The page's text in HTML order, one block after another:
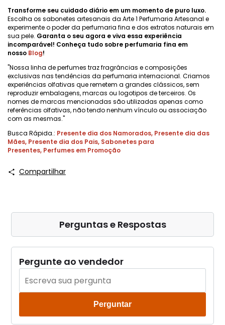
Transforme seu cuidado diário em um momento de puro luxo.
Escolha os sabonetes artesanais da Arte 1 Perfumaria Artesanal e
experimente o poder da perfumaria fina e dos extratos naturais em
sua pele. Garanta o seu agora e viva essa experiência
incomparável! Conheça tudo sobre perfumaria fina em
nosso Blog!
"Nossa linha de perfumes traz fragrâncias e composições
exclusivas nas tendências da perfumaria internacional. Criamos
experiências olfativas que remetem a grandes clássicos, sem
reproduzir embalagens, marcas ou logotipos de terceiros. Os
nomes de marcas mencionadas são utilizadas apenas como
referências olfativas, não tendo nenhum vínculo ou associação
com as mesmas."
Busca Rápida.: Presente dia dos Namorados, Presente dia das
Mães, Presente dia dos Pais, Sabonetes para
Presentes, Perfumes em Promoção
Compartilhar
Perguntas e Respostas
Pergunte ao vendedor
Perguntar